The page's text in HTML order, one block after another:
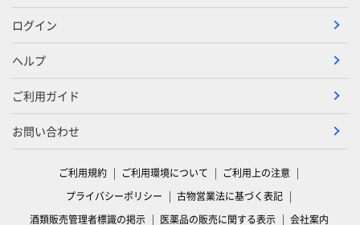
ログイン
ヘルプ
ご利用ガイド
お問い合わせ
ご利用規約 ご利用環境について
ご利用上の注意
プライバシーポリシー
古物営業法に基づく表記
酒類販売管理者標識の掲示
医薬品の販売に関する表示 会社案内